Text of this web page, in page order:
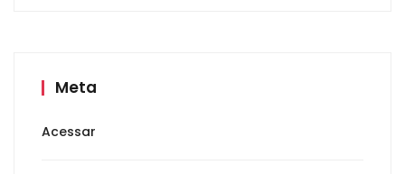
Meta
Acessar